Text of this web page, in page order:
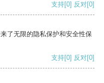
支持[0] 反对[0]
了无限的隐私保护和安全性保
支持[0] 反对[0]